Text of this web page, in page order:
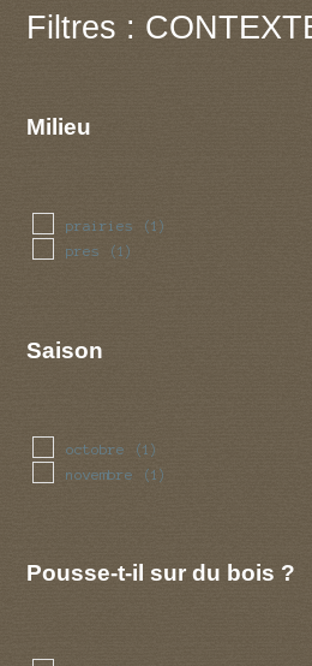
Filtres :
Milieu
prairies (1)
pres (1)
Saison
octobre (1)
novembre (1)
Pousse-t-il sur du bois ?